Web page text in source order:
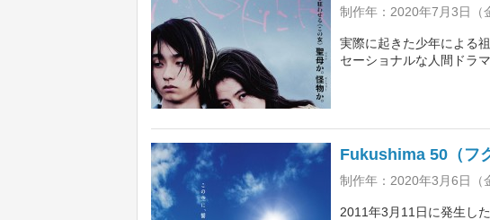
制作年：2020年7月3日（
実際に起きた少年による
セーショナルな人間ドラ
Fukushima 50（フ
制作年：2020年3月6日（
2011年3月11日に発生し